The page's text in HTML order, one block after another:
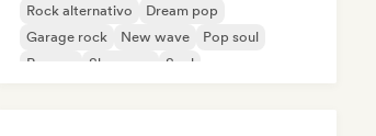
Rock alternativo
Dream pop
Garage rock
New wave
Pop soul
Reggae
Shoegaze Soul